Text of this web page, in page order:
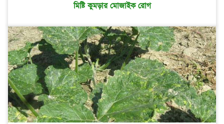
মিষ্টি কুমড়ার মোজাইক রোগ